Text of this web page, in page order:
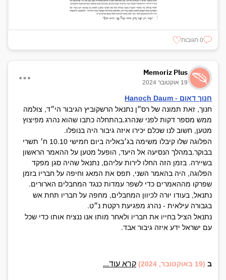
0 תגובות
Memoriz Plus
19 אוקטובר 2024
חנוך דאום - Hanoch Daum
חנוך, זאת תמונה של רס״ן נתנאל הרשקוביץ הגיבור הי״ד, צולמה
ממש מספר דקות לפני שנהרג.בהתחלה כתבו שהוא נהרג מפיצוץ
מטען, חשוב לנו שכלם יכירו איזה גיבור היה בנופלו.
הפלוגה שלו קיבלו משימה בג׳באליה ביום חמישי 10.10 ח׳ תשרי
בבוקר.במהלך הנסיעה אל היעד, הופעל מטען על ההאמר הראשון
בשיירה. בזמן הזה החלו לירות עליהם, נתנאל שהיה סגן מפקד
הפלוגה, היה בהאמר השני, תפס את המאג וחיפה על חבריו בזמן
שפרקו מההאמרים כדי לשפר עמדות כנגד המחבלים הארורים.
נתנאל, בעודו יורה לכיוון המחבלים, מחפה על חבריו תחת אש
בגבורה עילאית - נהרג מפגיעת רקטת נ״ט.
נתנאל הציל בחייו את חבריו ולאחר מותו אנו ננציח אותו כדי שכל
עם ישראל ידע איזה גיבור אבד.
ב (19 באוקטובר, 2024) קרא עוד...